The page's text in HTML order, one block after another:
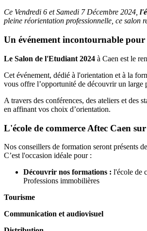
Ce Vendredi 6 et Samedi 7 Décembre 2024,
pleine réorientation professionnelle, ce salon
Un événement incontournable
Le Salon de l'Etudiant 2024 à Caen est le
Cet événement, dédié à l'orientation et à la
vous offre l’opportunité de découvrir un large
A travers des conférences, des ateliers et des
en affinant vos choix d’orientation.
L'école de commerce Aftec Caen
Nos conseillers de formation seront présents
C’est l'occasion idéale pour :
Découvrir nos formations : l'école de
Professions immobilières
Tourisme
Communication et audiovisuel